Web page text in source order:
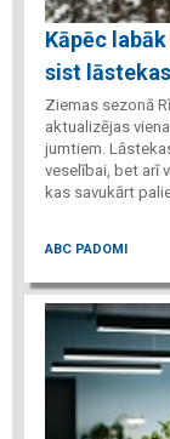
Kāpēc
sist
Ziemas sezonā
aktualizējas
jumtiem.
veselībai, bet arī
kas savukārt
ABC PADOMI